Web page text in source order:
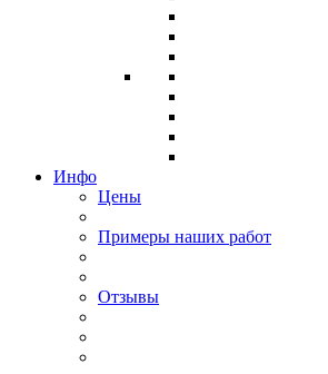
Инфо
Цены
Примеры наших работ
Отзывы